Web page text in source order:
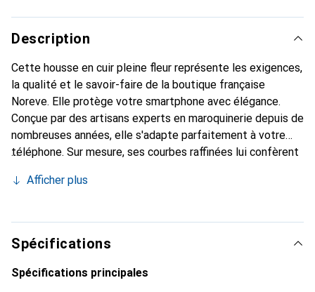
Description
Cette housse en cuir pleine fleur représente les exigences,
la qualité et le savoir-faire de la boutique française
Noreve. Elle protège votre smartphone avec élégance.
Conçue par des artisans experts en maroquinerie depuis de
nombreuses années, elle s'adapte parfaitement à votre
téléphone. Sur mesure, ses courbes raffinées lui confèrent
chic et indispensable pour votre smartphone.
qualité, la marque Noreve est un choix sûr pour une
clientèle exigeante.
Afficher plus
Spécifications
Spécifications principales